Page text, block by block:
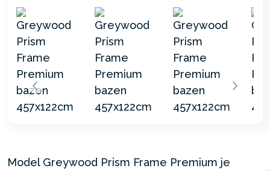
Model Greywood Prism Frame Premium je